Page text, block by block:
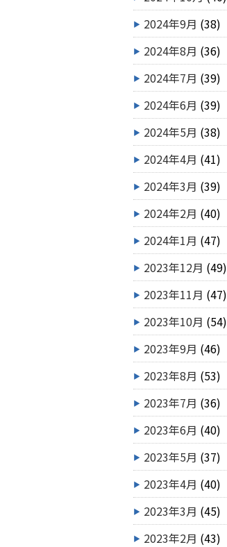
2024年9月 (38)
2024年8月 (36)
2024年7月 (39)
2024年6月 (39)
2024年5月 (38)
2024年4月 (41)
2024年3月 (39)
2024年2月 (40)
2024年1月 (47)
2023年12月 (49)
2023年11月 (47)
2023年10月 (54)
2023年9月 (46)
2023年8月 (53)
2023年7月 (36)
2023年6月 (40)
2023年5月 (37)
2023年4月 (40)
2023年3月 (45)
2023年2月 (43)